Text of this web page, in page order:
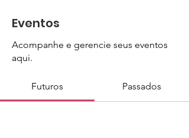
Eventos
Acompanhe e gerencie seus eventos
aqui.
Futuros Passados